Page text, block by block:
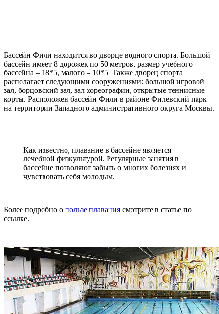
Бассейн Фили находится во дворце водного спорта. Большой
бассейн имеет 8 дорожек по 50 метров, размер учебного
бассейна – 18*5, малого – 10*5. Также дворец спорта
располагает следующими сооружениями: большой игровой
зал, борцовский зал, зал хореографии, открытые теннисные
корты. Расположен бассейн Фили в районе Филевский парк
на территории Западного административного округа Москвы.
Как известно, плавание в бассейне является
лечебной физкультурой. Регулярные занятия в
бассейне позволяют забыть о многих болезнях и
чувствовать себя молодым.
Более подробно о пользе плавания смотрите в статье по
ссылке.